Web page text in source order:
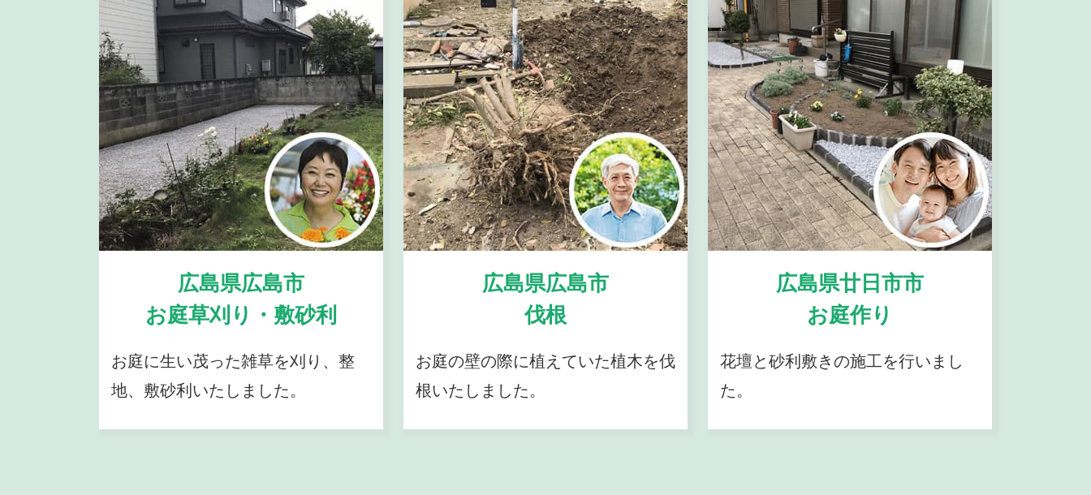
広島県広島市
お庭草刈り・敷砂利
お庭に生い茂った雑草を刈り、整
地、敷砂利いたしました。
広島県広島市
伐根
お庭の壁の際に植えていた植木を伐
根いたしました。
広島県廿日市市
お庭作り
花壇と砂利敷きの施工を行いまし
た。